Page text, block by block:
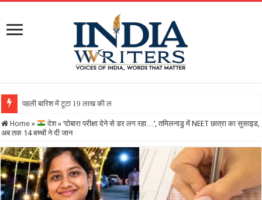
पहली बारिश में टूटा 19 लाख की लागत से बना रिटर्निंग वॉल, ग्रामी
Home » देश » ‘दोबारा परीक्षा देने से डर लग रहा…’, तमिलनाडु में NEET छात्रा का सुसाइड,
अब तक 14 बच्‍चों ने दी जान